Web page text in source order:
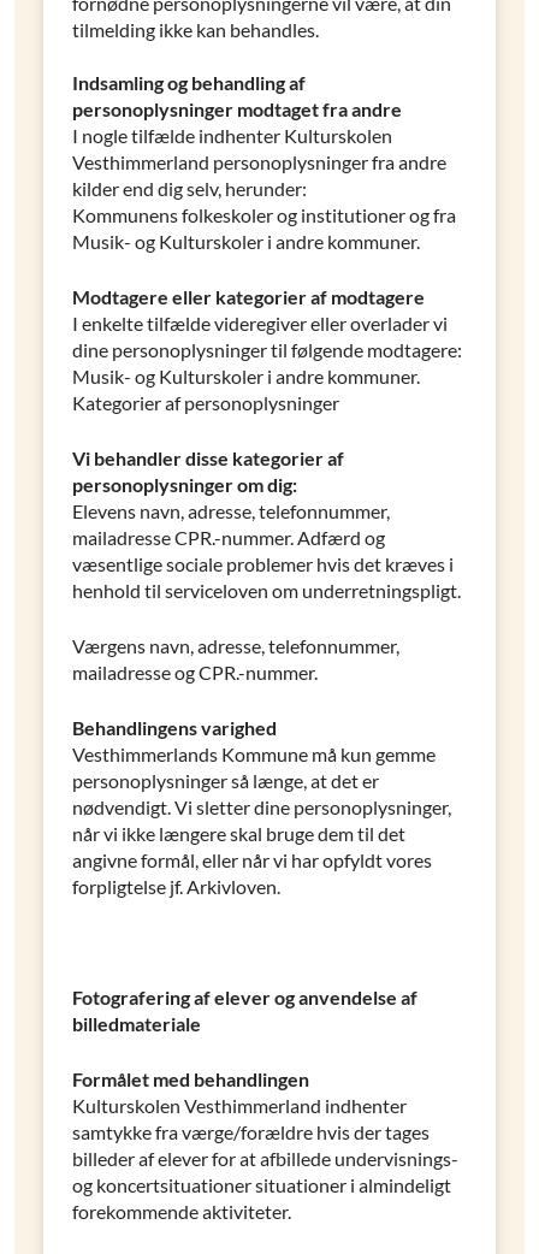
tilmelding ikke kan behandles.
Indsamling og behandling af
personoplysninger modtaget fra andre
I nogle tilfælde indhenter Kulturskolen
Vesthimmerland personoplysninger fra andre
kilder end dig selv, herunder:
Kommunens folkeskoler og institutioner og fra
Musik- og Kulturskoler i andre kommuner.
Modtagere eller kategorier af modtagere
I enkelte tilfælde videregiver eller overlader vi
dine personoplysninger til følgende modtagere:
Musik- og Kulturskoler i andre kommuner.
Kategorier af personoplysninger
Vi behandler disse kategorier af
personoplysninger om dig:
Elevens navn, adresse, telefonnummer,
mailadresse CPR.-nummer. Adfærd og
væsentlige sociale problemer hvis det kræves i
henhold til serviceloven om underretningspligt.
Værgens navn, adresse, telefonnummer,
mailadresse og CPR.-nummer.
Behandlingens varighed
Vesthimmerlands Kommune må kun gemme
personoplysninger så længe, at det er
nødvendigt. Vi sletter dine personoplysninger,
når vi ikke længere skal bruge dem til det
angivne formål, eller når vi har opfyldt vores
forpligtelse jf. Arkivloven.
Fotografering af elever og anvendelse af
billedmateriale
Formålet med behandlingen
Kulturskolen Vesthimmerland indhenter
samtykke fra værge/forældre hvis der tages
billeder af elever for at afbillede undervisnings-
og koncertsituationer situationer i almindeligt
forekommende aktiviteter.